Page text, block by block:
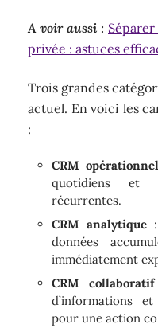
A voir aussi :
privée : astuces
Trois grandes
actuel. En voici les
:
CRM opérationnel
quotidiens et
récurrentes.
CRM analytique
données
immédiatement
CRM collaboratif
d’informations
pour une action